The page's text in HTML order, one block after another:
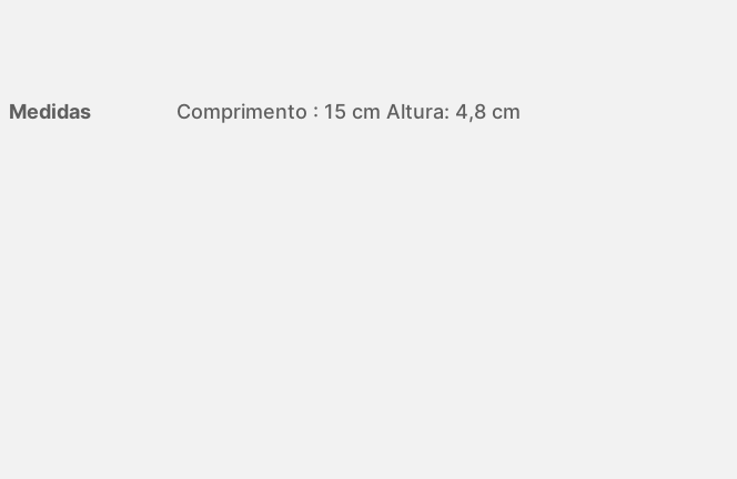
Medidas Comprimento : 15 cm Altura: 4,8 cm